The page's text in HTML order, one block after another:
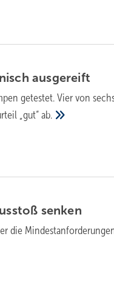
ausgereift
getestet. Vier von
„gut“ab.
senken
die